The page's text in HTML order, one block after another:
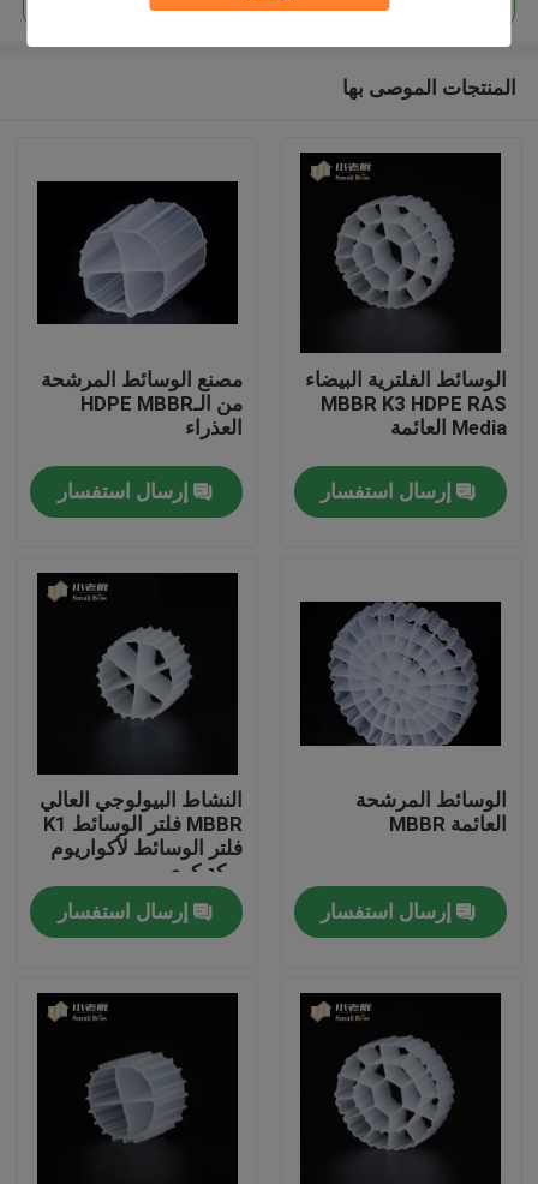
الصفحة الرئيسية
معلومات عنا
جولة في المعمل
مراقبة الجودة
مدونة
الوسائط المرشحة MBBR
المنتجات الموصى بها
الوسائط الفلترية البيضاء
MBBR K3 HDPE RAS
Media العائمة
إرسال استفسار
مصنع الوسائط المرشحة
من الـHDPE MBBR
العذراء
إرسال استفسار
الوسائط المرشحة
العائمة MBBR
إرسال استفسار
النشاط البيولوجي العالي
MBBR فلتر الوسائط K1
فلتر الوسائط لأكواريوم
بركة كوي
إرسال استفسار